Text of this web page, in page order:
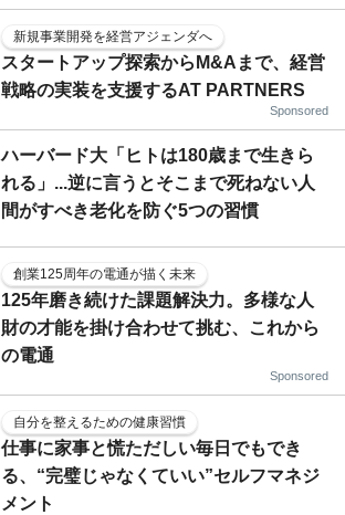
新規事業開発を経営アジェンダへ
スタートアップ探索からM&Aまで、経営
戦略の実装を支援するAT PARTNERS
Sponsored
ハーバード大「ヒトは180歳まで生きら
れる」...逆に言うとそこまで死ねない人
間がすべき老化を防ぐ5つの習慣
創業125周年の電通が描く未来
125年磨き続けた課題解決力。多様な人
財の才能を掛け合わせて挑む、これから
の電通
Sponsored
自分を整えるための健康習慣
仕事に家事と慌ただしい毎日でもでき
る、“完璧じゃなくていい”セルフマネジ
メント